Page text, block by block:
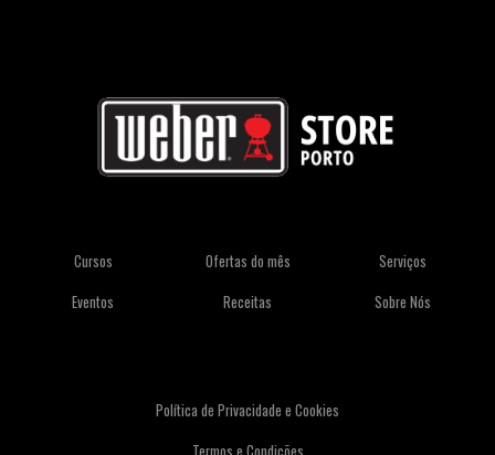
Cursos
Eventos
Ofertas do mês
Receitas
Serviços
Sobre Nós
Política de Privacidade e Cookies